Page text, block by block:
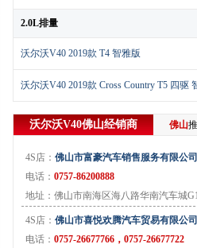
2.0L排量
沃尔沃V40 2019款 T4 智雅版
沃尔沃V40 2019款 Cross Country T5 四驱
沃尔沃V40佛山经销商 佛山
4S店： 佛山市富豪汽车销售服务有限公司
电话： 0757-86200888
地址：佛山市南海区海八路华南汽车城
4S店： 佛山市喜悦欢腾汽车贸易有限公司
电话： 0757-26677766，0757-26677722